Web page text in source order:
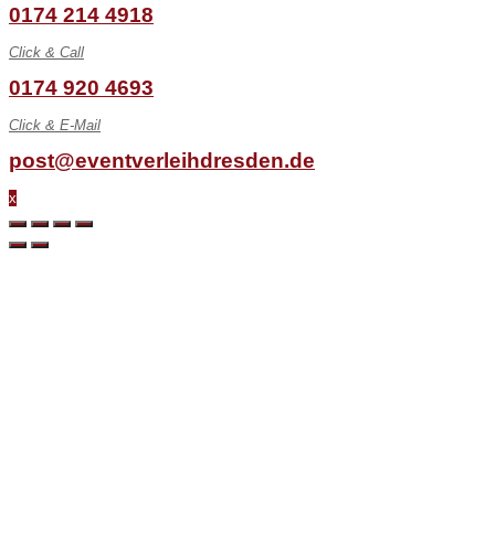
0174 214 4918
Click & Call
0174 920 4693
Click & E-Mail
post@eventverleihdresden.de
x